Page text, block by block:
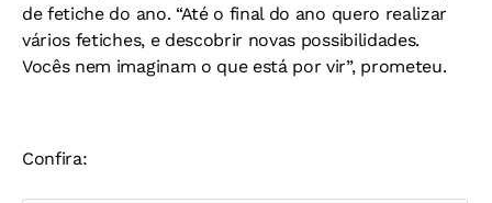
de fetiche do ano. “Até o final do ano quero realizar
vários fetiches, e descobrir novas possibilidades.
Vocês nem imaginam o que está por vir”, prometeu.
Confira: